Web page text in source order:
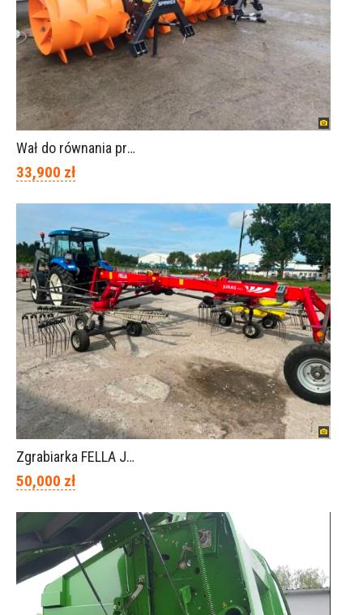
Wał do równania pryzm z kiszonką -TORNADO-SPAWEX
33,900 zł
Zgrabiarka FELLA JURA 1402
50,000 zł